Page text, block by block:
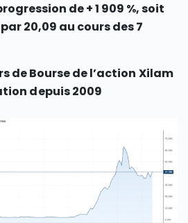
de + 1 909 %, soit
20,09 au cours des 7
de Bourse de l’action Xilam
depuis 2009